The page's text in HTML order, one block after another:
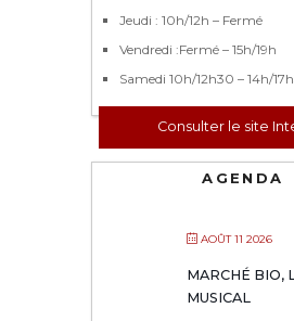
Jeudi : 10h/12h – Fermé
Vendredi :Fermé – 15h/19h
Samedi 10h/12h30 – 14h/
Consulter le site
AGENDA
AOÛT 11 2026
MARCHÉ BIO,
MUSICAL